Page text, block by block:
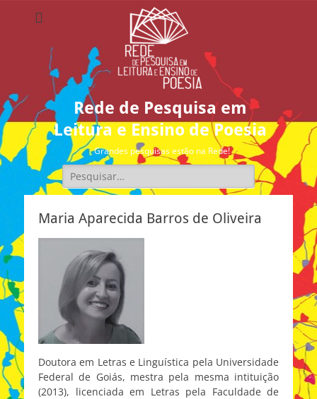
Rede de Pesquisa em
Leitura e Ensino de Poesia
Grandes pesquisas estão na Rede!
Pesquisar
por:
Maria Aparecida Barros de Oliveira
Doutora em Letras e Linguística pela Universidade
Federal de Goiás, mestra pela mesma intituição
(2013), licenciada em Letras pela Faculdade de